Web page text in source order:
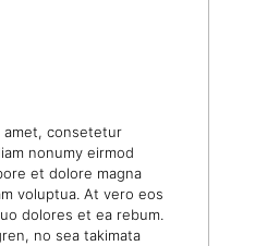
amet, consetetur
nonumy eirmod
et dolore magna
voluptua. At vero eos
dolores et ea rebum.
no sea takimata